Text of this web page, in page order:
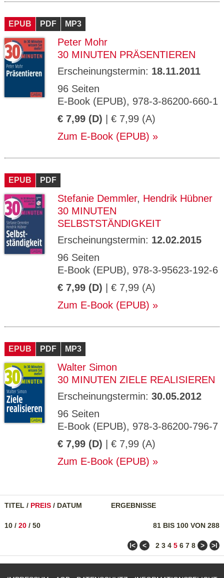
EPUB PDF MP3
Peter Mohr
30 MINUTEN PRÄSENTIEREN
Erscheinungstermin: 18.11.2011
96 Seiten
E-Book (EPUB), 978-3-86200-660-1
€ 7,99 (D) | € 7,99 (A)
Zum E-Book (EPUB)
EPUB PDF
Stefanie Demmler, Hendrik Hübner
30 MINUTEN
SELBSTSTÄNDIGKEIT
Erscheinungstermin: 12.02.2015
96 Seiten
E-Book (EPUB), 978-3-95623-192-6
€ 7,99 (D) | € 7,99 (A)
Zum E-Book (EPUB)
EPUB PDF MP3
Walter Simon
30 MINUTEN ZIELE REALISIEREN
Erscheinungstermin: 30.05.2012
96 Seiten
E-Book (EPUB), 978-3-86200-796-7
€ 7,99 (D) | € 7,99 (A)
Zum E-Book (EPUB)
TITEL / PREIS / DATUM ERGEBNISSE
81 BIS 100 VON 288
10 / 20 / 50
ǀ< < 2 3 4 5 6 7 8 > >ǀ